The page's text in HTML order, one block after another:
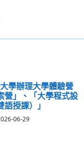
學辦理大學體驗營
營」、「大學程式設
語授課）」
06-29